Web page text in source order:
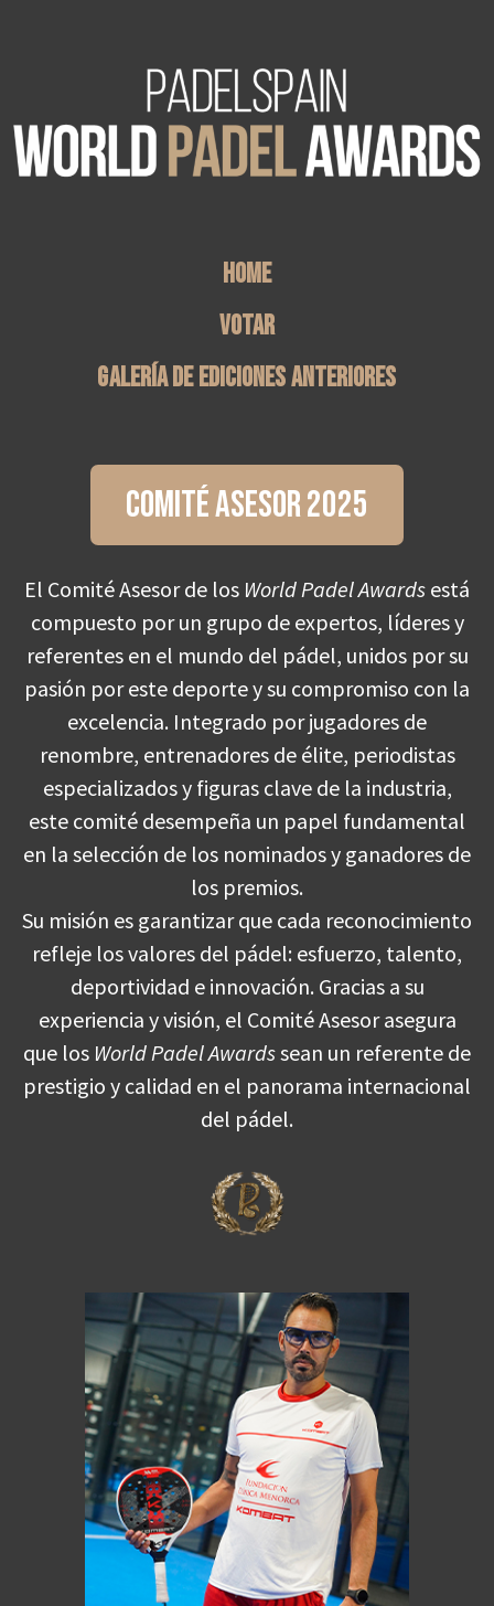
home
Votar
galería de Ediciones Anteriores
Comité asesor 2025
El Comité Asesor de los World Padel Awards está
compuesto por un grupo de expertos, líderes y
referentes en el mundo del pádel, unidos por su
pasión por este deporte y su compromiso con la
excelencia. Integrado por jugadores de
renombre, entrenadores de élite, periodistas
especializados y figuras clave de la industria,
este comité desempeña un papel fundamental
en la selección de los nominados y ganadores de
los premios.
Su misión es garantizar que cada reconocimiento
refleje los valores del pádel: esfuerzo, talento,
deportividad e innovación. Gracias a su
experiencia y visión, el Comité Asesor asegura
que los World Padel Awardssean un referente de
prestigio y calidad en el panorama internacional
del pádel.